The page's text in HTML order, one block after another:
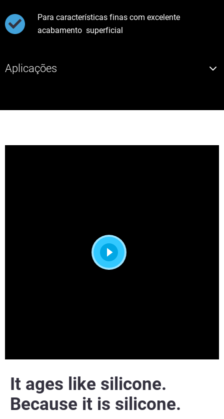
Para características finas com excelente
acabamento superficial
Aplicações
It ages like silicone.
Because it is silicone.